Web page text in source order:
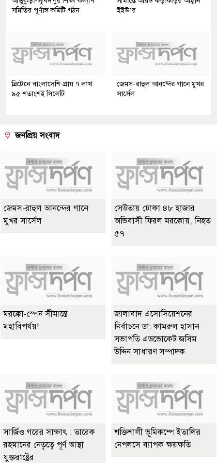
সমিতির পূর্ণাঙ্গ কমিটি গঠন
ইইউ’র
ব্রিটেনে বাংলাদেশি প্রায় ৭ লাখ
৯৫ শতাংশই সিলেটি
জেমস-রাহুল আনন্দের গানে মুখর
সার্সেল
জনপ্রিয় সংবাদ
জেমস-রাহুল আনন্দের গানে
মুখর সার্সেল
সেউতায় ঢোকা ৪৮ হাজার
অভিবাসী ফিরল মরক্কোয়, নিহত
৫৭
মরক্কো-স্পেন সীমান্তে
মহাবিপর্যয়!
জালাবাদ এসোসিয়েশনের
নির্বাচনে ডা: কামরুল হাসান
সভাপতি এডভোকেট জসিম
উদ্দিন সাধারণ সম্পাদক
সার্জিও গরের সাক্ষাৎ : তারেক
রহমানের নেতৃত্বে পূর্ণ আস্থা
যুক্তরাষ্ট্রের
শক্তিশালী ভূমিকম্পে ইতালির
নেপলসে ব্যাপক ক্ষয়ক্ষতি